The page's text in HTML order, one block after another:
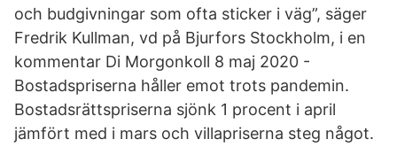
och budgivningar som ofta sticker i väg”, säger
Fredrik Kullman, vd på Bjurfors Stockholm, i en
kommentar Di Morgonkoll 8 maj 2020 -
Bostadspriserna håller emot trots pandemin.
Bostadsrättspriserna sjönk 1 procent i april
jämfört med i mars och villapriserna steg något.